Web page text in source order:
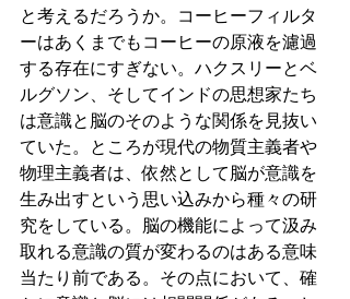
と考えるだろうか。コーヒーフィルタ
ーはあくまでもコーヒーの原液を濾過
する存在にすぎない。ハクスリーとベ
ルグソン、そしてインドの思想家たち
は意識と脳のそのような関係を見抜い
ていた。ところが現代の物質主義者や
物理主義者は、依然として脳が意識を
生み出すという思い込みから種々の研
究をしている。脳の機能によって汲み
取れる意識の質が変わるのはある意味
当たり前である。その点において、確